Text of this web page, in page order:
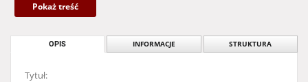
Pokaż treść
OPIS INFORMACJE STRUKTURA
Tytuł: